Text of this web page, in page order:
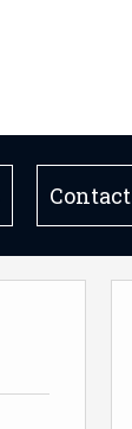
Contact